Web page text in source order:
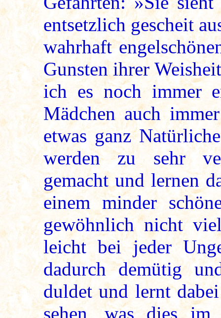
entsetzlich gescheit
wahrhaft
Gunsten ihrer
ich es noch immer
Mädchen auch
etwas ganz
werden zu sehr
gemacht und lernen
einem minder
gewöhnlich nicht
leicht bei jeder
dadurch demütig
duldet und lernt
sehen, was dies im